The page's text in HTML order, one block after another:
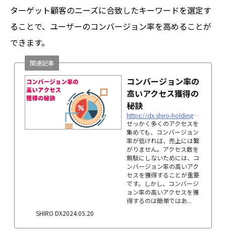
ターゲット顧客のニーズに合致したキーワードを選定す
ることで、ユーザーのコンバージョン率を高めることが
できます。
コンバージョン率の
高いアクセス獲得の
秘訣
https://dx.shiro-holdings.co.jp/p3379
せっかく多くのアクセスを
集めても、コンバージョン
率が低ければ、売上には繋
がりません。アクセス数を
無駄にしないためには、コ
ンバージョン率の高いアク
セスを獲得することが重要
です。しかし、コンバージ
ョン率の高いアクセスを獲
得するのは簡単ではあ...
SHIRO DX
関連記事
2024.05.20